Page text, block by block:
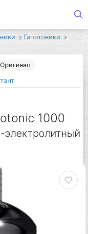
Гипотоники
1000